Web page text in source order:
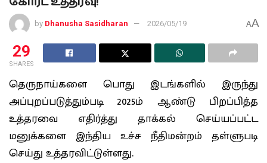
by Dhanusha Sasidharan 2026/05/19 AA
29
SHARES
தெருநாய்களை பொது இடங்களில் இருந்து
அப்புறப்படுத்தும்படி 2025ம் ஆண்டு பிறப்பித்த
உத்தரவை எதிர்த்து தாக்கல் செய்யப்பட்ட
மனுக்களை இந்திய உச்ச நீதிமன்றம் தள்ளுபடி
செய்து உத்தரவிட்டுள்ளது.